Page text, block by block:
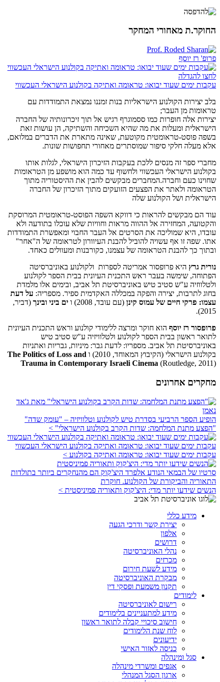
החוקר.ת מאחורי המחקר
פרופ' רז יוסף
לחצו להגדלה
עקבות ימים שעוד יבואו: טראומה ואתיקה בקולנוע הישראלי העכשווי
בלב יצירות הקולנוע הישראליות בנות זמננו נמצאת התמודדות עם
טראומות מן העבר;
יצירות אלה חופרות כמו ססמוגרף רגיש אל תוך זיכרונותיה של החברה
הישראלית ומעלות את מה שהיא השכיחה והשתיקה, הן עושות זאת
בשפה פוסט-טראומטית מקוטעת, שאינה מתארת את הדברים במלואם,
אלא מעלה חלקי סיפור שמוסתרים מאחורי תחפושות שונות.
מחברי ספר זה מנסים ללכת בעקבות הזיכרון הישראלי, לגלות אותו
בקולנוע הישראלי העכשווי ולחשוף עד כמה הוא מושפע מן הטראומות
שחוינו כעם וחברה.המחברים מבקשים להבין את ההיסטוריה מתוך
הטראומה ולאתר את הפצעים הזועקים מתוך הזיכרון של החברה
הישראלית ושל הקולנוע שלה
עוד הם מבקשים להראות כי דווקא השפה הפוסט-טראומטית המרוסקת
והקטועה, המחזירה אל ההווה מראות וחוויות שלא עוכלו בתודעה ולא
עובדו, היא שמוליכה את הסרטים אל העבר החבוי ומאפשרת התמודדות
אתו. שפה זו אף עשויה להוביל להבנת העיוורון לטראומה של ה"אחר"
ובתוך כך להבנת הטראומה של עצמנו, כקורבנות ומעוולים כאחד.
נורית גרץ היא פרופסור אמריטה לספרות ולקולנוע באוניברסיטה
הפתוחה, שימשה בעבר ראש התכנית העיונית בבית הספר לקולנוע
ולטלווזיה ע"ש סטיב טיש באוניברסיטת תל אביב, ובימים אלו מלמדת
בחוג לתרבות, יצירה והפקה במכללה האקדמית ספיר. מספריה: על דעת
עצמו: פרקי חיים של עמוס קינן (עם עובד, 2008) ו ים ביני ובינך (דביר,
2015).
פרופסור רז יוסף הוא חוקר ומרצה ללימודי קולנוע וראש התכנית העיונית
לתואר ראשון בבית הספר לקולנוע ולטלוויזיה ע"ש סטיב טיש
באוניברסיטת תל אביב. מספריו: לדעת גבר: מיניות, גבריות ואתניות
בקולנוע הישראלי (הקיבוץ המאוחד, 2010) ו
The Politics of Loss and
Trauma in Contemporary Israeli Cinema (Routledge, 2011)
מחקרים אחרונים
הופיע הספר הרביעי בסדרת טיש לקולנוע וטלוויזיה – "עומק שדה"
"הפצע מתנת המלחמה: שדות הקרב בקולנוע הישראלי" >
עקבות ימים שעוד יבואו: טראומה ואתיקה בקולנוע הישראלי העכשווי
עקבות ימים שעוד יבואו: טראומה ואתיקה בקולנוע >
סרטיו של הבמאי הנודע אלפרד היצ'קוק הם מהנחקרים ביותר בתולדות
התאוריה והביקורת של הקולנוע. חוקרת
הנשים שידעו יותר מדי: היצ'קוק ותאוריה פמיניסטית >
מידע כללי
יצירת קשר ודרכי הגעה
אלפון
דרושים
נהלי האוניברסיטה
מכרזים
מידע לשעת חירום
מבקרת האוניברסיטה
תקנון משמעת ופסקי דין
לימודים
רישום לאוניברסיטה
מידע למתעניינים בלימודים
חישוב סיכויי קבלה לתואר ראשון
לוח שנת הלימודים
ידיעונים
כניסה לאזור האישי
סגל ומינהלה
אגפים ומשרדי מינהלה
ארגון הסגל המנהלי